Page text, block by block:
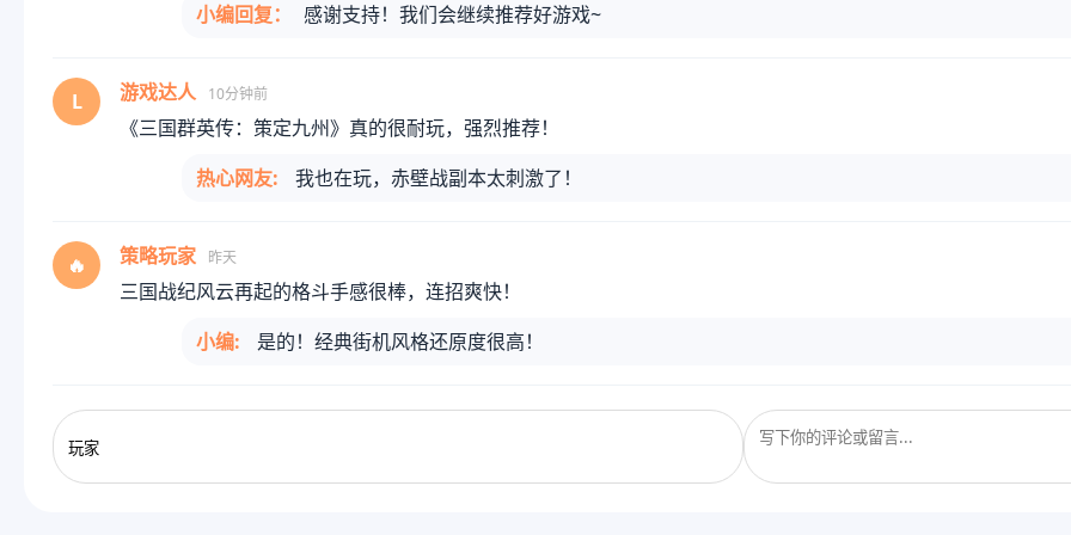
小编回复： 感谢支持！我们会继续推荐好游戏~
L 游戏达人 10分钟前
《三国群英传：策定九州》真的很耐玩，强烈推荐！
热心网友:
我也在玩，赤壁战副本太刺激了！
🔥 策略玩家 昨天
三国战纪风云再起的格斗手感很棒，连招爽快！
小编:
是的！经典街机风格还原度很高！